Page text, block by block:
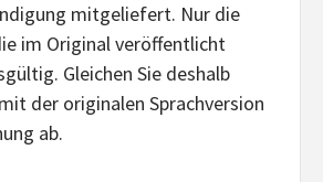
mitgeliefert. Nur die
im Original veröffentlicht
Gleichen Sie deshalb
der originalen Sprachversion
ab.